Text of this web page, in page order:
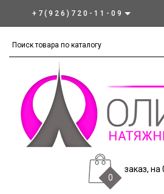
+7(926)720-11-09
0
заказ, на